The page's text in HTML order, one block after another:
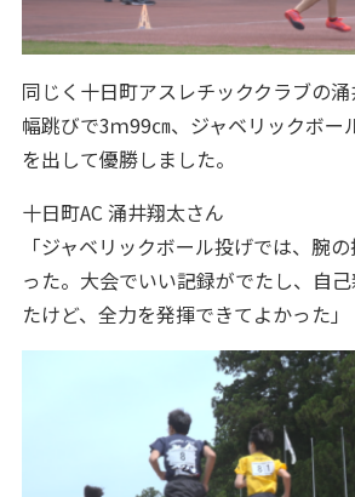
同じく十日町アスレチッククラブの
幅跳びで3ｍ99㎝、ジャベリックボー
を出して優勝しました。
十日町AC 涌井翔太さん
「ジャベリックボール投げでは、腕
った。大会でいい記録がでたし、自
たけど、全力を発揮できてよかった」